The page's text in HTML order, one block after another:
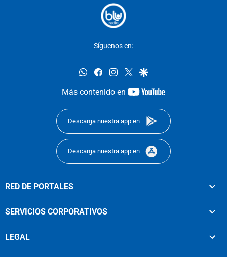
Síguenos en:
whatsappfacebookinstagram
twittergoogle
Más contenido en
youtube-
Descarga nuestra app en
Descarga nuestra app en
RED DE PORTALES
SERVICIOS CORPORATIVOS
LEGAL